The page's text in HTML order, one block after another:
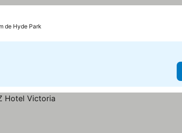
de Hyde Park